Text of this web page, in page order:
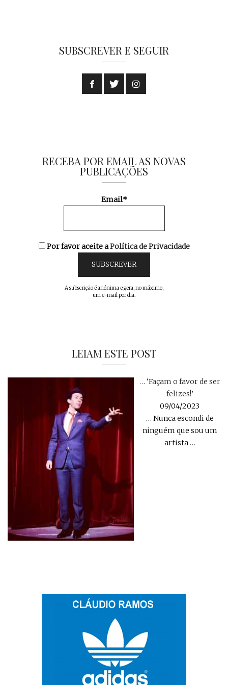
SUBSCREVER E SEGUIR
RECEBA POR EMAIL AS NOVAS
PUBLICAÇÕES
Email*
Por favor aceite aPolítica de Privacidade
A subscrição é anónima e gera, no máximo,
um e-mail por dia.
LEIAM ESTE POST
… ‘Façam o favor de ser
felizes!’
09/04/2023
… Nunca escondi de
ninguém que sou um
artista …